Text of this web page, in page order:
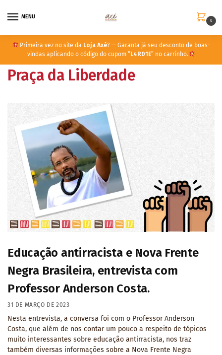
MENU
0
Primeira vez no site da Loja Axé? — Garanta já seu desconto de boas-
vindas aplicando o código do cupom “ L4R01E” no carrinho.
Praça da Liberdade
Educação antirracista e Nova Frente
Negra Brasileira, entrevista com
Professor Anderson Costa.
31 DE MARÇO DE 2023
Nesta entrevista, a conversa foi com o Professor Anderson
Costa, que além de nos contar um pouco a respeito de tópicos
muito interessantes sobre educação antirracista, nos traz
também diversas informações sobre a Nova Frente Negra